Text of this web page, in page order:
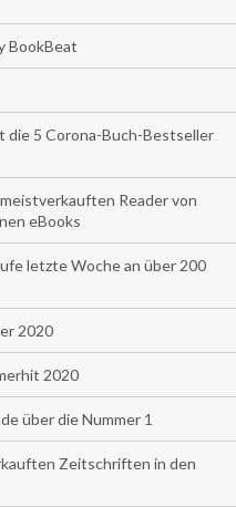
BookBeat
die 5 Corona-Buch-Bestseller
Reader von
eBooks
letzte Woche an über 200
2020
2020
über die Nummer 1
Zeitschriften in den